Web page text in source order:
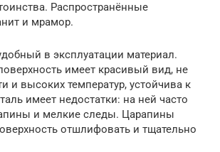
Распространённые
и мрамор.
в эксплуатации материал.
имеет красивый вид, не
и высоких температур, устойчива к
имеет недостатки: на ней часто
и мелкие следы. Царапины
отшлифовать и тщательно